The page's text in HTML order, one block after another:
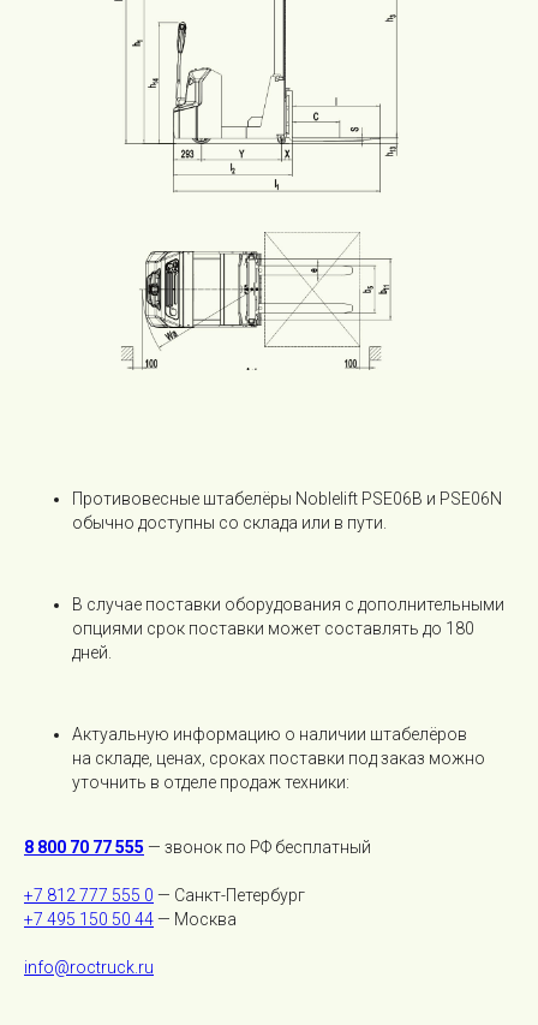
Противовесные штабелёры Noblelift PSE06B и PSE06N
обычно доступны со склада или в пути.
В случае поставки оборудования с дополнительными
опциями срок поставки может составлять до 180
дней.
Актуальную информацию о наличии штабелёров
на складе, ценах, сроках поставки под заказ можно
уточнить в отделе продаж техники:
8 800 70 77 555 — звонок по РФ бесплатный
+7 812 777 555 0 — Санкт-Петербург
+7 495 150 50 44— Москва
info@roctruck.ru
Погрузчики б/у
CEYLIFT
Noblelift
Складская техника
Вилочные погрузчики
Поломоечные машины
Тракторы и мини-погрузчики
Подписаться на новости
Hangcha
Поиск по сайту